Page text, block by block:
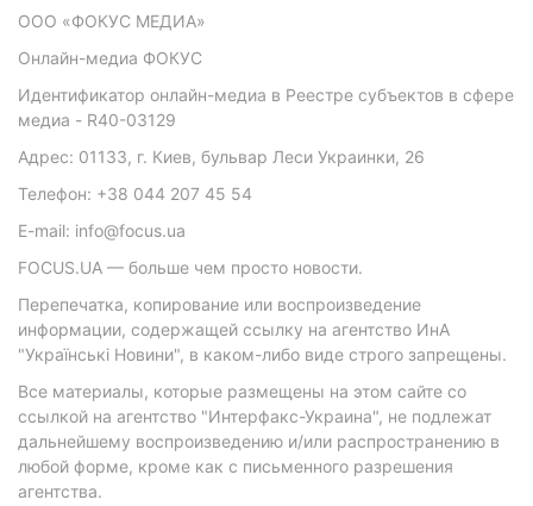
ООО «ФОКУС МЕДИА»
Онлайн-медиа ФОКУС
Идентификатор онлайн-медиа в Реестре субъектов в сфере
медиа - R40-03129
Адрес: 01133, г. Киев, бульвар Леси Украинки, 26
Телефон: +38 044 207 45 54
E-mail: info@focus.ua
FOCUS.UA — больше чем просто новости.
Перепечатка, копирование или воспроизведение
информации, содержащей ссылку на агентство ИнА
"Українські Новини", в каком-либо виде строго запрещены.
Все материалы, которые размещены на этом сайте со
ссылкой на агентство "Интерфакс-Украина", не подлежат
дальнейшему воспроизведению и/или распространению в
любой форме, кроме как с письменного разрешения
агентства.